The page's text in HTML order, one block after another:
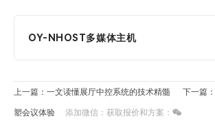
OY-NHOST多媒体主机
上一篇：一文读懂展厅中控系统的技术精髓 下一篇
塑会议体验 添加微信：获取报价和方案：